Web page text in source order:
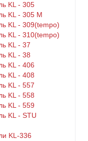
KL - 305
KL - 305 M
KL - 309(tempo)
KL - 310(tempo)
KL - 37
KL - 38
KL - 406
KL - 408
KL - 557
KL - 558
KL - 559
KL - STU
KL-336